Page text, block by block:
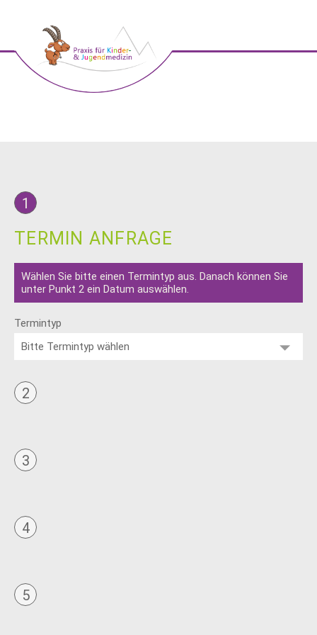
1
TERMIN ANFRAGE
Wählen Sie bitte einen Termintyp aus. Danach können Sie
unter Punkt 2 ein Datum auswählen.
Termintyp
Bitte Termintyp wählen
2
3
4
5